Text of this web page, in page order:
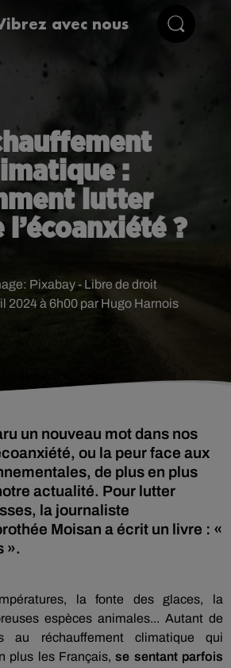
avec nous
:
lutter
?
2024 à 6h00 par Hugo Harnois
Pixabay - Libre de droit
un nouveau mot dans nos
ou la peur face aux
de plus en plus
actualité. Pour lutter
la journaliste
Moisan a écrit un livre : «
».
la fonte des glaces, la
espèces animales... Autant de
au réchauffement climatique qui
plus les Français,se sentant parfois